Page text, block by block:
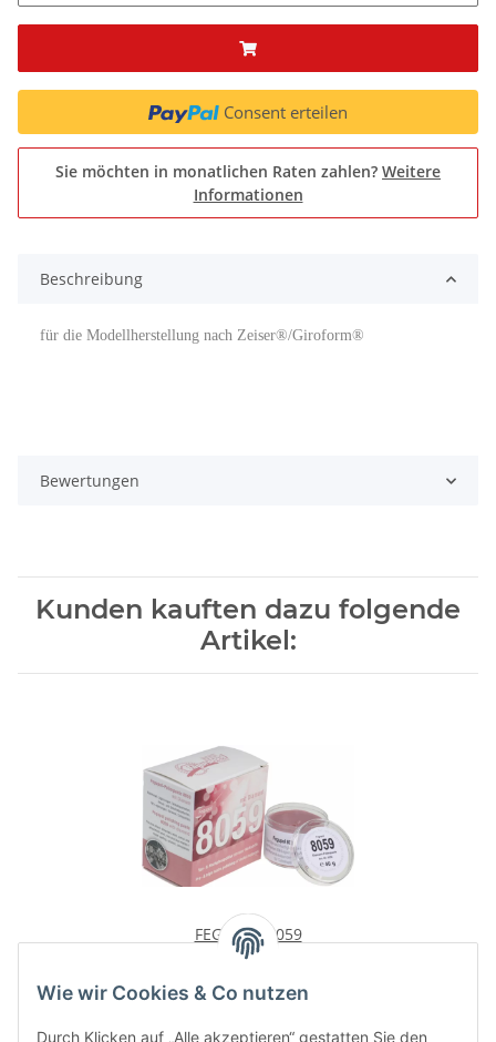
Consent erteilen
Sie möchten in monatlichen Raten zahlen? Weitere
Informationen
Beschreibung
für die Modellherstellung nach Zeiser®/Giroform®
Bewertungen
Kunden kauften dazu folgende
Artikel:
FEGUPOL 8059
29,90 €
Wie wir Cookies & Co nutzen
Durch Klicken auf „Alle akzeptieren“ gestatten Sie den